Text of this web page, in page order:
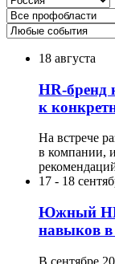
18 августа
HR-бренд
к
На встрече
в компании,
17 - 18
Южный
навыков
В сентябре